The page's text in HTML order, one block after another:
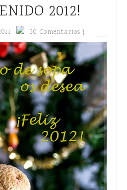
2012!
20 Comentarios }